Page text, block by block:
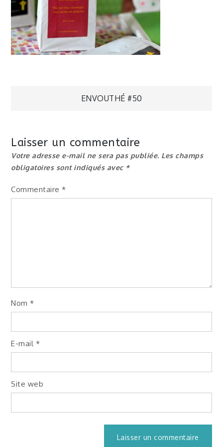
Navigation
l’article
ENVOUTHÉ #50
Laisser un commentaire
Votre adresse e-mail ne sera pas publiée. Les champs
obligatoires sont indiqués avec *
Commentaire*
Nom*
E-mail *
Site web